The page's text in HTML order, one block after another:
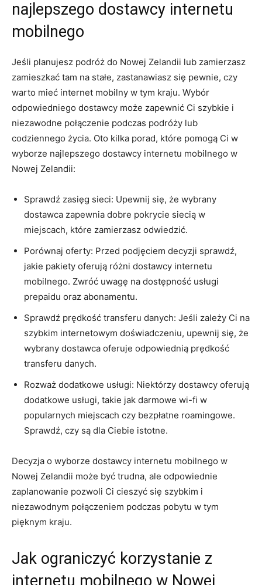
najlepszego dostawcy​ internetu​
mobilnego
Jeśli‌ planujesz podróż do Nowej Zelandii ​lub zamierzasz
zamieszkać tam na stałe, zastanawiasz‍ się pewnie, czy
warto mieć internet mobilny w tym kraju. Wybór
odpowiedniego dostawcy może​ zapewnić Ci szybkie i
niezawodne połączenie podczas podróży lub
codziennego życia. Oto kilka ‍porad, które pomogą Ci w
wyborze najlepszego dostawcy internetu mobilnego​ w
Nowej Zelandii:
Sprawdź zasięg sieci: ‍Upewnij ⁢się, że wybrany
dostawca zapewnia dobre⁣ pokrycie siecią w
miejscach, ⁣które ​zamierzasz ⁣odwiedzić.
Porównaj oferty: Przed podjęciem decyzji sprawdź, ​
jakie pakiety oferują różni dostawcy internetu
mobilnego. Zwróć uwagę na ​dostępność usługi
⁣prepaidu oraz abonamentu.
Sprawdź prędkość transferu danych: ⁣Jeśli zależy Ci na
szybkim⁤ internetowym doświadczeniu, upewnij się, że
wybrany‍ dostawca oferuje odpowiednią prędkość⁣
transferu danych.
Rozważ dodatkowe⁣ usługi: Niektórzy dostawcy oferują
dodatkowe usługi, takie jak​ darmowe wi-fi w
popularnych miejscach czy bezpłatne roamingowe.
Sprawdź, ⁢czy ‌są dla Ciebie⁢ istotne.
Decyzja o wyborze dostawcy ⁣internetu mobilnego w
Nowej Zelandii może być trudna, ale ‍odpowiednie
zaplanowanie⁢ pozwoli Ci cieszyć‌ się szybkim i
niezawodnym połączeniem podczas pobytu w tym
pięknym kraju.
Jak ograniczyć korzystanie z
internetu mobilnego‌ w‍ Nowej